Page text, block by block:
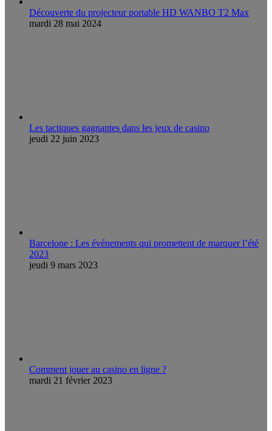
Découverte du projecteur portable HD WANBO T2 Max
mardi 28 mai 2024
Les tactiques gagnantes dans les jeux de casino
jeudi 22 juin 2023
Barcelone : Les événements qui promettent de marquer l’été
2023
jeudi 9 mars 2023
Comment jouer au casino en ligne ?
mardi 21 février 2023